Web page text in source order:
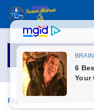
Página inicial